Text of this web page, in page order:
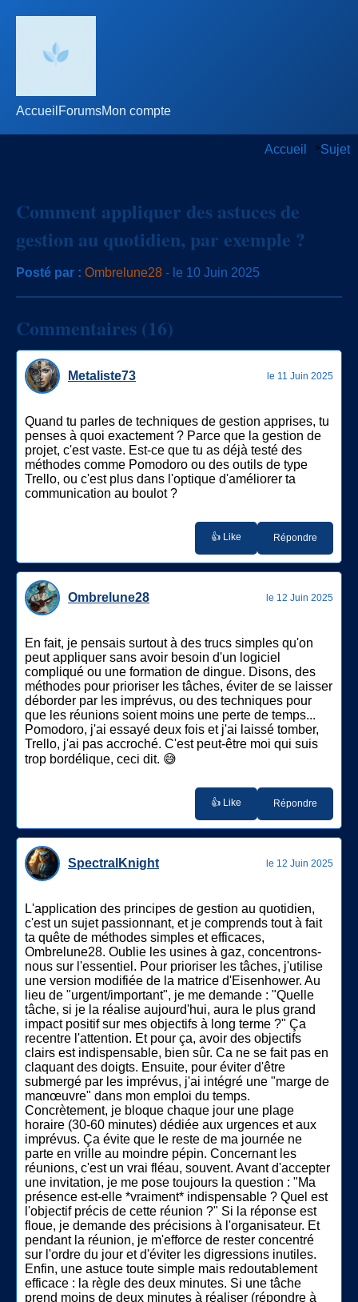
Accueil ForumsMon compte
Accueil >Sujet
Comment appliquer des astuces de
gestion au quotidien, par exemple ?
Posté par : Ombrelune28 - le 10 Juin 2025
Commentaires (16)
Metaliste73 le 11 Juin 2025
Quand tu parles de techniques de gestion apprises, tu
penses à quoi exactement ? Parce que la gestion de
projet, c'est vaste. Est-ce que tu as déjà testé des
méthodes comme Pomodoro ou des outils de type
Trello, ou c'est plus dans l'optique d'améliorer ta
communication au boulot ?
👍 Like Répondre
Ombrelune28 le 12 Juin 2025
En fait, je pensais surtout à des trucs simples qu'on
peut appliquer sans avoir besoin d'un logiciel
compliqué ou une formation de dingue. Disons, des
méthodes pour prioriser les tâches, éviter de se laisser
déborder par les imprévus, ou des techniques pour
que les réunions soient moins une perte de temps...
Pomodoro, j'ai essayé deux fois et j'ai laissé tomber,
Trello, j'ai pas accroché. C'est peut-être moi qui suis
trop bordélique, ceci dit. 😅
👍 Like Répondre
SpectralKnight le 12 Juin 2025
L'application des principes de gestion au quotidien,
c'est un sujet passionnant, et je comprends tout à fait
ta quête de méthodes simples et efficaces,
Ombrelune28. Oublie les usines à gaz, concentrons-
nous sur l'essentiel. Pour prioriser les tâches, j'utilise
une version modifiée de la matrice d'Eisenhower. Au
lieu de "urgent/important", je me demande : "Quelle
tâche, si je la réalise aujourd'hui, aura le plus grand
impact positif sur mes objectifs à long terme ?" Ça
recentre l'attention. Et pour ça, avoir des objectifs
clairs est indispensable, bien sûr. Ca ne se fait pas en
claquant des doigts. Ensuite, pour éviter d'être
submergé par les imprévus, j'ai intégré une "marge de
manœuvre" dans mon emploi du temps.
Concrètement, je bloque chaque jour une plage
horaire (30-60 minutes) dédiée aux urgences et aux
imprévus. Ça évite que le reste de ma journée ne
parte en vrille au moindre pépin. Concernant les
réunions, c'est un vrai fléau, souvent. Avant d'accepter
une invitation, je me pose toujours la question : "Ma
présence est-elle *vraiment* indispensable ? Quel est
l'objectif précis de cette réunion ?" Si la réponse est
floue, je demande des précisions à l'organisateur. Et
pendant la réunion, je m'efforce de rester concentré
sur l'ordre du jour et d'éviter les digressions inutiles.
Enfin, une astuce toute simple mais redoutablement
efficace : la règle des deux minutes. Si une tâche
prend moins de deux minutes à réaliser (répondre à